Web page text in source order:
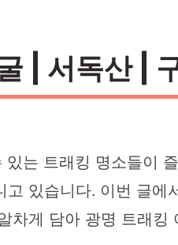
| 서독산 |
는 트래킹 명소들이
있습니다. 이번 글에
게 담아 광명 트래킹